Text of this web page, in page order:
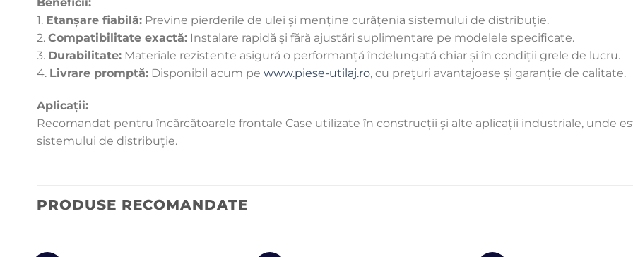
1. Etanșare fiabilă: Previne pierderile de ulei și menține curățenia sistemului de distribuție.
2. Compatibilitate exactă: Instalare rapidă și fără ajustări suplimentare pe modelele specificate.
3. Durabilitate: Materiale rezistente asigură o performanță îndelungată chiar și în condiții grele de lucru.
4. Livrare promptă: Disponibil acum pe www.piese-utilaj.ro, cu prețuri avantajoase și garanție de calitate.
Aplicații:
Recomandat pentru încărcătoarele frontale Case utilizate în construcții și alte aplicații industriale, unde
sistemului de distribuție.
PRODUSE RECOMANDATE